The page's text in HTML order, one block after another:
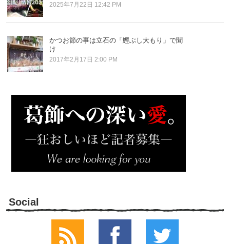
2025年7月22日 12:42 PM
かつお節の事は立石の「鰹ぶし大もり」で聞
け
2017年2月17日 2:00 PM
Social